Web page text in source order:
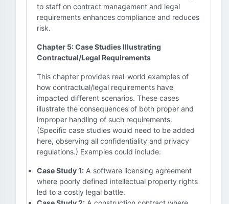
to staff on contract management and legal
requirements enhances compliance and reduces
risk.
Chapter 5: Case Studies Illustrating
Contractual/Legal Requirements
This chapter provides real-world examples of
how contractual/legal requirements have
impacted different scenarios. These cases
illustrate the consequences of both proper and
improper handling of such requirements.
(Specific case studies would need to be added
here, observing all confidentiality and privacy
regulations.) Examples could include:
Case Study 1: A software licensing agreement
where poorly defined intellectual property rights
led to a costly legal battle.